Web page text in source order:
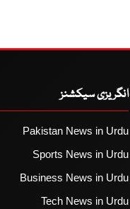
انگریزی سیکشنز
Pakistan News in Urdu
Sports News in Urdu
Business News in Urdu
Tech News in Urdu